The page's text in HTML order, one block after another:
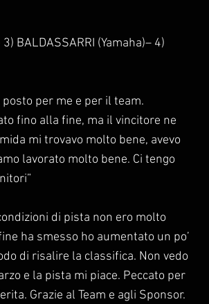
BALDASSARRI (Yamaha)– 4)
per me e per il team.
fino alla fine, ma il vincitore ne
mi trovavo molto bene, avevo
lavorato molto bene. Ci tengo
di pista non ero molto
ha smesso ho aumentato un po’
di risalire la classifica. Non vedo
e la pista mi piace. Peccato per
Grazie al Team e agli Sponsor.